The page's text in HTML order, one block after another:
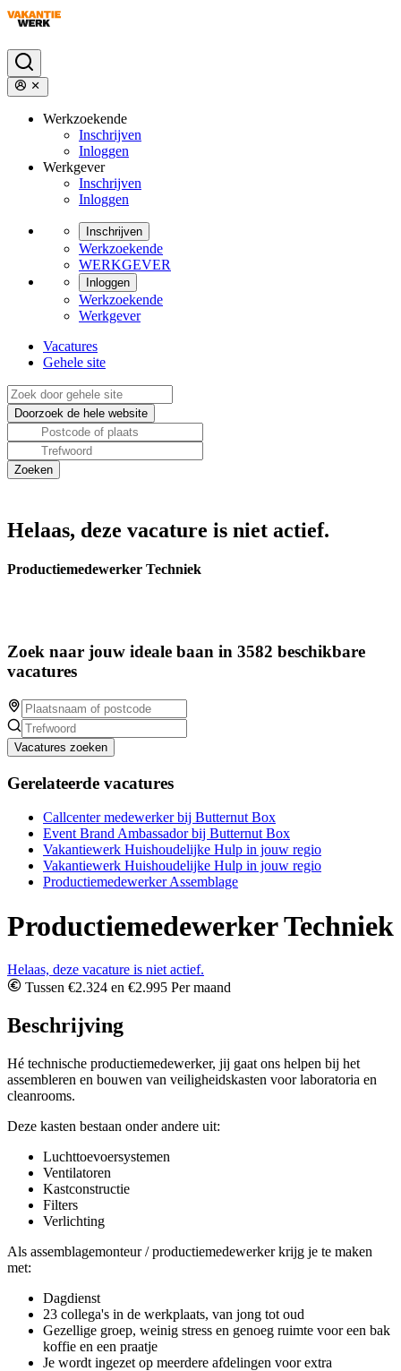
Werkzoekende
Inschrijven
Inloggen
Werkgever
Inschrijven
Inloggen
Inschrijven
Werkzoekende
WERKGEVER
Inloggen
Werkzoekende
Werkgever
Vacatures
Gehele site
Helaas, deze vacature is niet actief.
Productiemedewerker Techniek
Zoek naar jouw ideale baan in 3582 beschikbare
vacatures
Vacatures zoeken
Gerelateerde vacatures
Callcenter medewerker bij Butternut Box
Event Brand Ambassador bij Butternut Box
Vakantiewerk Huishoudelijke Hulp in jouw regio
Vakantiewerk Huishoudelijke Hulp in jouw regio
Productiemedewerker Assemblage
Productiemedewerker Techniek
Helaas, deze vacature is niet actief.
Tussen €2.324 en €2.995 Per maand
Beschrijving
Hé technische productiemedewerker, jij gaat ons helpen bij het
assembleren en bouwen van veiligheidskasten voor laboratoria en
cleanrooms.
Deze kasten bestaan onder andere uit:
Luchttoevoersystemen
Ventilatoren
Kastconstructie
Filters
Verlichting
Als assemblagemonteur / productiemedewerker krijg je te maken
met:
Dagdienst
23 collega's in de werkplaats, van jong tot oud
Gezellige groep, weinig stress en genoeg ruimte voor een bak
koffie en een praatje
Je wordt ingezet op meerdere afdelingen voor extra